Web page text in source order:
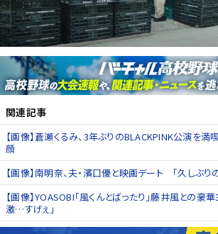
関連記事
【画像】蒼瀬くるみ、3年ぶりのBLACKPINK公演を
顔
【画像】南明奈、夫・濱口優と映画デート 「久しぶ
【画像】YOASOBI「風くんとばったり」藤井風との豪
激…すげぇ」